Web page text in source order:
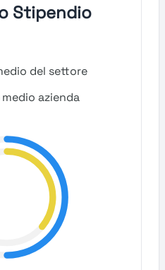
Stipendio
del settore
azienda